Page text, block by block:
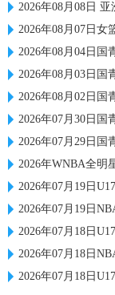
2026年08月08日 亚洲
2026年08月07日女
2026年08月04日国青男
2026年08月03日国
2026年08月02日国青
2026年07月30日国青
2026年07月29日国青
2026年WNBA全明
2026年07月19日U17女
2026年07月19日
2026年07月18日U17女篮
2026年07月18日
2026年07月18日U17